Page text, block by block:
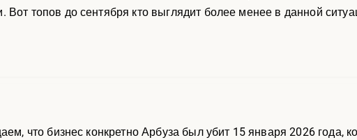
топов до сентября кто выглядит более менее в данной
что бизнес конкретно Арбуза был убит 15 января 2026 года,